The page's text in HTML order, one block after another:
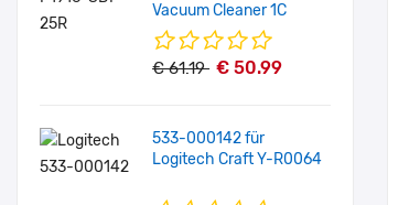
Vacuum Cleaner 1C
€ 61.19 € 50.99
533-000142 für
Logitech Craft Y-R0064